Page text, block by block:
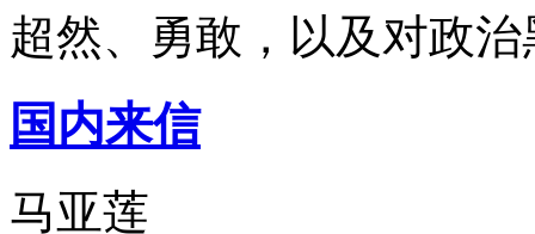
超然、勇敢，以及对政
国内来信
马亚莲